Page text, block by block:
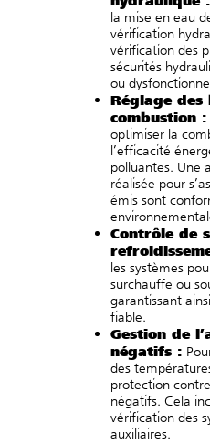
la mise en eau
vérification
vérification des
sécurités
ou
Réglage
combustion :
optimiser la
l’efficacité
polluantes. Une
réalisée pour
émis sont
Contrôle de
les systèmes
surchauffe ou
garantissant
fiable.
Gestion de
négatifs :
des
protection
négatifs. Cela
vérification des
auxiliaires.